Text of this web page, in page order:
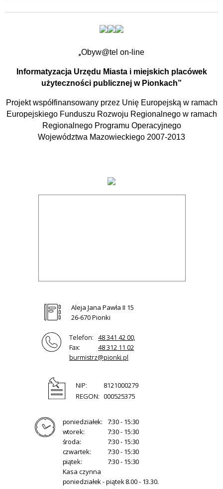
„Obyw@tel on-line
Informatyzacja Urzędu Miasta i miejskich placówek
użyteczności publicznej w Pionkach”
Projekt współfinansowany przez Unię Europejską w ramach
Europejskiego Funduszu Rozwoju Regionalnego w ramach
Regionalnego Programu Operacyjnego
Województwa Mazowieckiego 2007-2013
Aleja Jana Pawła II 15
26-670 Pionki
Telefon: 48 341 42 00,
Fax:
48 312 11 02
burmistrz@pionki.pl
NIP:
8121000279
REGON: 000525375
poniedziałek:
7:30 - 15:30
wtorek:
7:30 - 15:30
środa:
7:30 - 15:30
czwartek:
7:30 - 15:30
piątek:
7:30 - 15:30
Kasa czynna
poniedziałek - piątek 8.00 - 13.30.